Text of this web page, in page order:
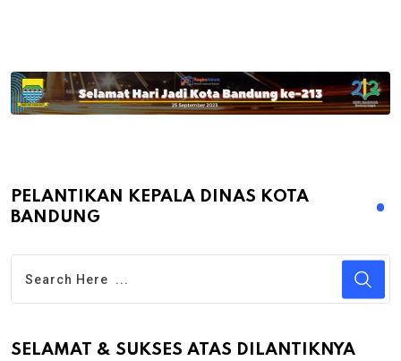
PELANTIKAN KEPALA DINAS KOTA
BANDUNG
SELAMAT & SUKSES ATAS DILANTIKNYA